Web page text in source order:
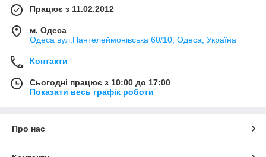
Працює з 11.02.2012
м. Одеса
Одеса вул.Пантелеймонівська 60/10, Одеса, Україна
Контакти
Сьогодні працює з 10:00 до 17:00
Показати весь графік роботи
Про нас